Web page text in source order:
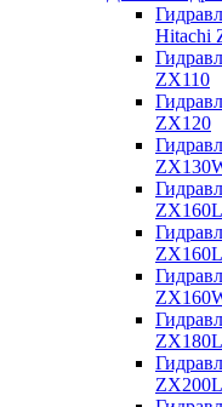
Hitachi
ZX110
ZX120